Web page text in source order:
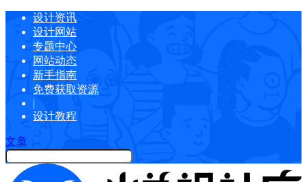
设计资讯
设计网站
专题中心
网站动态
新手指南
免费获取资源
|
设计教程
文章